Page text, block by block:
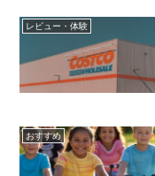
レビュー・体験
おすすめ